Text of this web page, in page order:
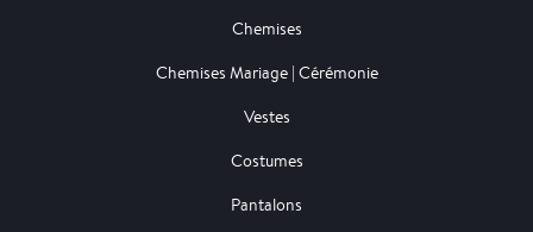
Chemises
Chemises Mariage | Cérémonie
Vestes
Costumes
Pantalons